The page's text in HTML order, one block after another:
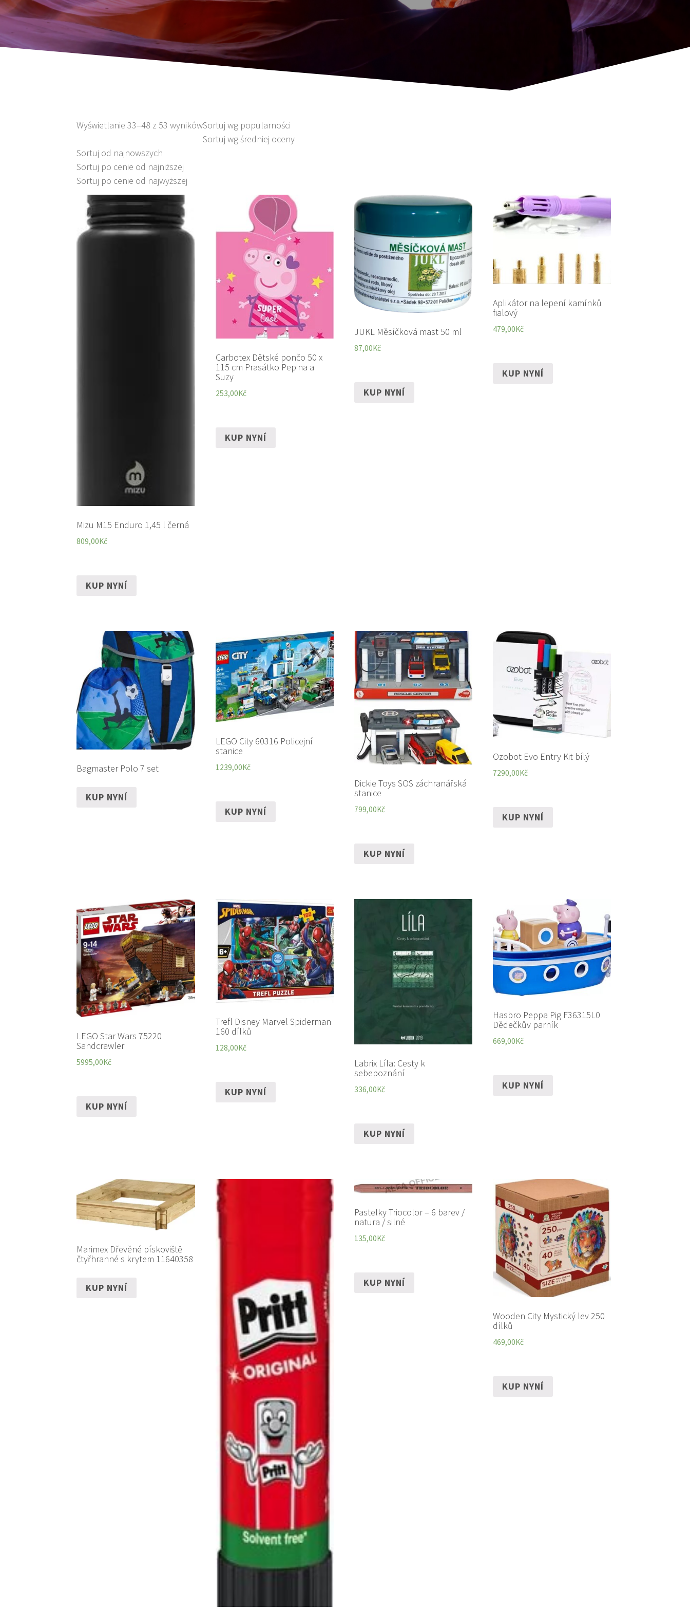
Wyświetlanie 33–48 z 53 wynikówSortuj wg popularności
Sortuj wg średniej oceny
Sortuj od najnowszych
Sortuj po cenie od najniższej
Sortuj po cenie od najwyższej
Mizu M15 Enduro 1,45 l černá
809,00Kč
KUP NYNÍ
Carbotex Dětské pončo 50 x
115 cm Prasátko Pepina a
Suzy
253,00Kč
KUP NYNÍ
JUKL Měsíčková mast 50 ml
87,00Kč
KUP NYNÍ
Aplikátor na lepení kamínků
fialový
479,00Kč
KUP NYNÍ
Bagmaster Polo 7 set
KUP NYNÍ
LEGO City 60316 Policejní
stanice
1239,00Kč
KUP NYNÍ
Dickie Toys SOS záchranářská
stanice
799,00Kč
KUP NYNÍ
Ozobot Evo Entry Kit bílý
7290,00Kč
KUP NYNÍ
LEGO Star Wars 75220
Sandcrawler
5995,00Kč
KUP NYNÍ
Trefl Disney Marvel Spiderman
160 dílků
128,00Kč
KUP NYNÍ
Labrix Líla: Cesty k
sebepoznání
336,00Kč
KUP NYNÍ
Hasbro Peppa Pig F36315L0
Dědečkův parník
669,00Kč
KUP NYNÍ
Marimex Dřevěné pískoviště
čtyřhranné s krytem 11640358
KUP NYNÍ
Pastelky Triocolor – 6 barev /
natura / silné
135,00Kč
KUP NYNÍ
Wooden City Mystický lev 250
dílků
469,00Kč
KUP NYNÍ